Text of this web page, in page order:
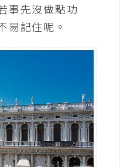
事先沒做點功
易記住呢。